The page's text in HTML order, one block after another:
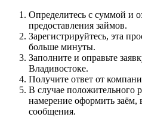
Определитесь с суммой и
предоставления займов.
Зарегистрируйтесь, эта
больше минуты.
Заполните и оправьте
Владивостоке.
Получите ответ от
В случае положительного
намерение оформить
сообщения.